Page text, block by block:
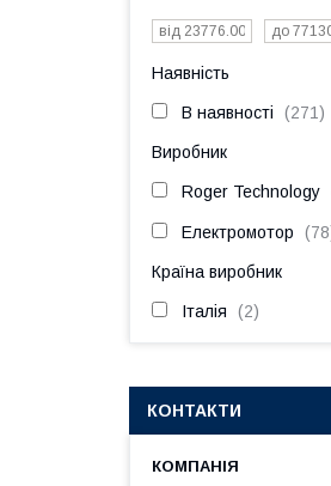
Наявність
В наявності 271
Виробник
Roger Technology
Електромотор 78
Країна виробник
Італія 2
КОНТАКТИ